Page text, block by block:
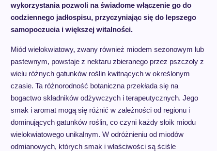
wykorzystania pozwoli na świadome włączenie go do
codziennego jadłospisu, przyczyniając się do lepszego
samopoczucia i większej witalności.
Miód wielokwiatowy, zwany również miodem sezonowym lub
pastewnym, powstaje z nektaru zbieranego przez pszczoły z
wielu różnych gatunków roślin kwitnących w określonym
czasie. Ta różnorodność botaniczna przekłada się na
bogactwo składników odżywczych i terapeutycznych. Jego
smak i aromat mogą się różnić w zależności od regionu i
dominujących gatunków roślin, co czyni każdy słoik miodu
wielokwiatowego unikalnym. W odróżnieniu od miodów
odmianowych, których smak i właściwości są ściśle